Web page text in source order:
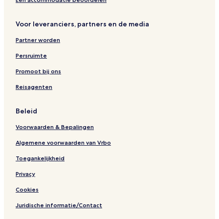
t
y
c
c
o
r
I
G
i
y
k
R
e
s
t
Voor leveranciers, partners en de media
Partner worden
Persruimte
Promoot bij ons
Reisagenten
Beleid
Voorwaarden & Bepalingen
Algemene voorwaarden van Vrbo
Toegankelijkheid
Privacy
Cookies
Juridische informatie/Contact